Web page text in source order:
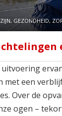
GEZONDHEID,
uitvoering
met een
Over de
ogen –